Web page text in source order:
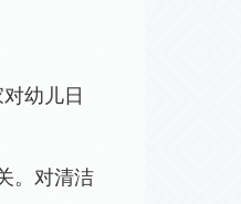
幼儿日
。对清洁